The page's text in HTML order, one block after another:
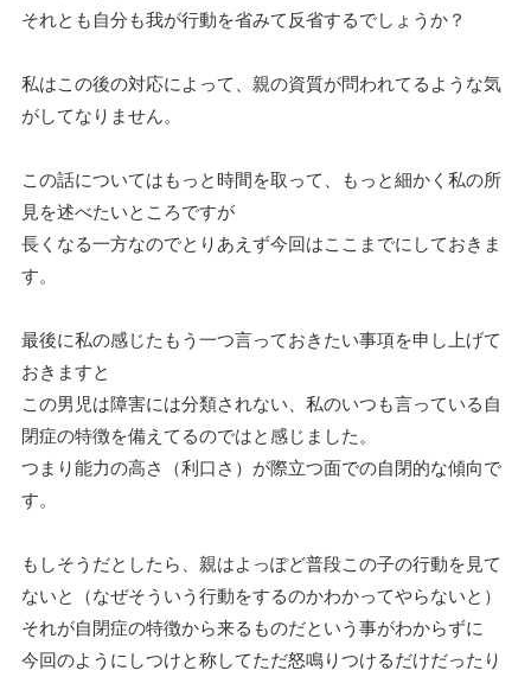
それとも自分も我が行動を省みて反省するでしょうか？
私はこの後の対応によって、親の資質が問われてるような気
がしてなりません。
この話についてはもっと時間を取って、もっと細かく私の所
見を述べたいところですが
長くなる一方なのでとりあえず今回はここまでにしておきま
す。
最後に私の感じたもう一つ言っておきたい事項を申し上げて
おきますと
この男児は障害には分類されない、私のいつも言っている自
閉症の特徴を備えてるのではと感じました。
つまり能力の高さ（利口さ）が際立つ面での自閉的な傾向で
す。
もしそうだとしたら、親はよっぽど普段この子の行動を見て
ないと（なぜそういう行動をするのかわかってやらないと）
それが自閉症の特徴から来るものだという事がわからずに
今回のようにしつけと称してただ怒鳴りつけるだけだったり